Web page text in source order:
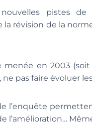
pistes
révision de la
en 2003
pas faire évoluer
l’enquête
l’amélioration…